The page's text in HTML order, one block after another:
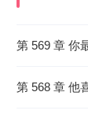
第 569 章 你
第 568 章 他